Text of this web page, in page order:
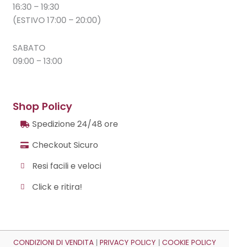
16:30 – 19:30
(ESTIVO 17:00 – 20:00)
SABATO
09:00 – 13:00
Shop Policy
Spedizione 24/48 ore
Checkout Sicuro
Resi facili e veloci
Click e ritira!
CONDIZIONI DI VENDITA| PRIVACY POLICY | COOKIE POLICY